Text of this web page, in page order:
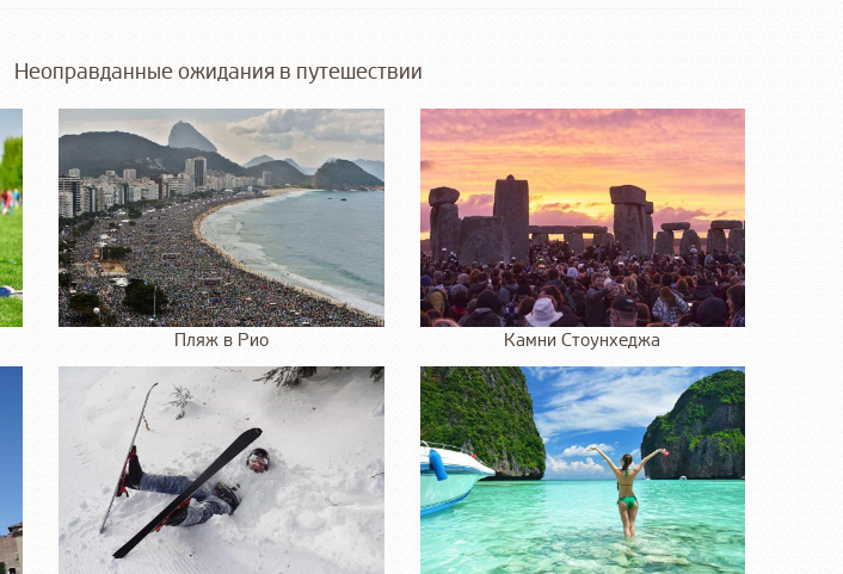
Неоправданные ожидания в путешествии
Пляж в Рио Камни Стоунхеджа